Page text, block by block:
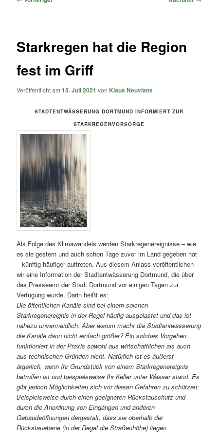
Starkregen hat die Region
fest im Griff
Veröffentlicht am15. Juli 2021 von Klaus Neuvians
STADTENTWÄSSERUNG DORTMUND INFORMIERT ZUR
STARKREGENVORSORGE
Als Folge des Klimawandels werden Starkregenereignisse – wie
es sie gestern und auch schon Tage zuvor im Land gegeben hat
– künftig häufiger auftreten. Aus diesem Anlass veröffentlichen
wir eine Information der Stadtentwässerung Dortmund, die über
das Presseamt der Stadt Dortmund vor einigen Tagen zur
Verfügung wurde. Darin heißt es:
Die öffentlichen Kanäle sind bei einem solchen
Starkregenereignis in der Regel häufig ausgelastet und das ist
nahezu unvermeidlich. Aber warum macht die Stadtentwässerung
die Kanäle dann nicht einfach größer? Ein solches Vorgehen
funktioniert in der Praxis sowohl aus wirtschaftlichen als auch
aus technischen Gründen nicht. Natürlich ist es äußerst
ärgerlich, wenn Ihr Grundstück von einem Starkregenereignis
betroffen ist und beispielsweise Ihr Keller unter Wasser stand. Es
gibt jedoch Möglichkeiten sich vor diesen Gefahren zu schützen:
Beispielsweise durch einen geeigneten Rückstauschutz und
durch die Anordnung von Eingängen und anderen
Gebäudeöffnungen dergestalt, dass sie oberhalb der
Rückstauebene (in der Regel die Straßenhöhe) liegen.